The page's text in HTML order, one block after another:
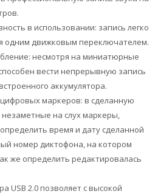
в использовании: запись легко
одним движковым переключателем.
несмотря на миниатюрные
вести непрерывную запись
аккумулятора.
маркеров: в сделанную
на слух маркеры,
время и дату сделанной
номер диктофона, на котором
же определить редактировалась
USB 2.0 позволяет с высокой